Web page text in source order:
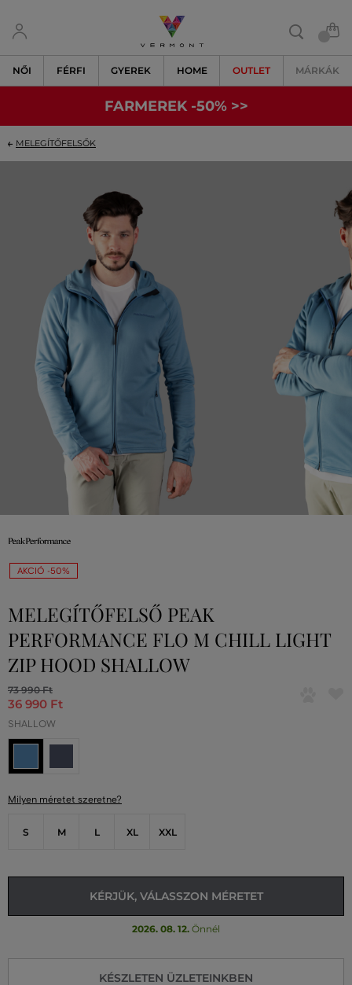
NŐI FÉRFI GYEREK HOME OUTLET MÁRKÁK
FARMEREK -50% >>
MELEGÍTŐFELSŐK
AKCIÓ -50%
MELEGÍTŐFELSŐ PEAK
PERFORMANCE FLO M CHILL LIGHT
ZIP HOOD SHALLOW
73 990 Ft
36 990 Ft
SHALLOW
Milyen méretet szeretne?
S M L XL XXL
KÉRJÜK, VÁLASSZON MÉRETET
2026. 08. 12. Önnél
KÉSZLETEN ÜZLETEINKBEN